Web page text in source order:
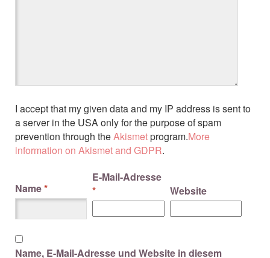
I accept that my given data and my IP address is sent to
a server in the USA only for the purpose of spam
prevention through theAkismetprogram.More
information on Akismet and GDPR.
Name*
E-Mail-Adresse
*
Website
Name, E-Mail-Adresse und Website in diesem